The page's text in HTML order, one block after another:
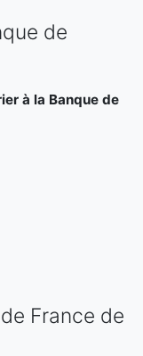
de
à la Banque de
France de